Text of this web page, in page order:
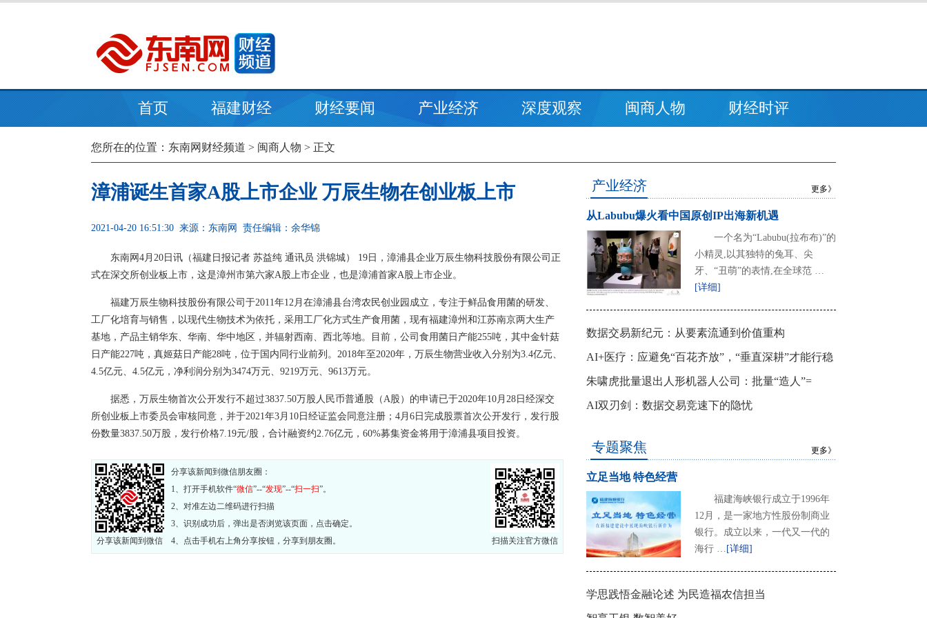
首页 福建财经 财经要闻 产业经济 深度观察 闽商人物 财经时评
您所在的位置： 东南网财经频道 > 闽商人物 > 正文
漳浦诞生首家A股上市企业 万辰生物在创业板上市
2021-04-20 16:51:30 来源：东南网 责任编辑：余华锦
东南网4月20日讯（福建日报记者 苏益纯 通讯员 洪锦城） 19日，漳浦县企业万辰生物科技股份有限公司正
式在深交所创业板上市，这是漳州市第六家A股上市企业，也是漳浦首家A股上市企业。
福建万辰生物科技股份有限公司于2011年12月在漳浦县台湾农民创业园成立，专注于鲜品食用菌的研发、
工厂化培育与销售，以现代生物技术为依托，采用工厂化方式生产食用菌，现有福建漳州和江苏南京两大生产
基地，产品主销华东、华南、华中地区，并辐射西南、西北等地。目前，公司食用菌日产能255吨，其中金针菇
日产能227吨，真姬菇日产能28吨，位于国内同行业前列。2018年至2020年，万辰生物营业收入分别为3.4亿元、
4.5亿元、4.5亿元，净利润分别为3474万元、9219万元、9613万元。
据悉，万辰生物首次公开发行不超过3837.50万股人民币普通股（A股）的申请已于2020年10月28日经深交
所创业板上市委员会审核同意，并于2021年3月10日经证监会同意注册；4月6日完成股票首次公开发行，发行股
份数量3837.50万股，发行价格7.19元/股，合计融资约2.76亿元，60%募集资金将用于漳浦县项目投资。
扫描关注官方微信
分享该新闻到微信
分享该新闻到微信朋友圈：
1、打开手机软件“微信”--“发现”--“扫一扫”。
2、对准左边二维码进行扫描
3、识别成功后，弹出是否浏览该页面，点击确定。
4、点击手机右上角分享按钮，分享到朋友圈。
更多》
产业经济
从Labubu爆火看中国原创IP出海新机遇
一个名为“Labubu(拉布布)”的
小精灵,以其独特的兔耳、尖
牙、“丑萌”的表情,在全球范 …
[详细]
数据交易新纪元：从要素流通到价值重构
​AI+医疗：应避免“百花齐放”，“垂直深耕”才能行稳
致远
朱啸虎批量退出人形机器人公司：批量“造人”=
没“钱”途？
AI双刃剑：数据交易竞速下的隐忧
更多》
专题聚焦
立足当地 特色经营
福建海峡银行成立于1996年
12月，是一家地方性股份制商业
银行。成立以来，一代又一代的
海行 … [详细]
学思践悟金融论述 为民造福农信担当